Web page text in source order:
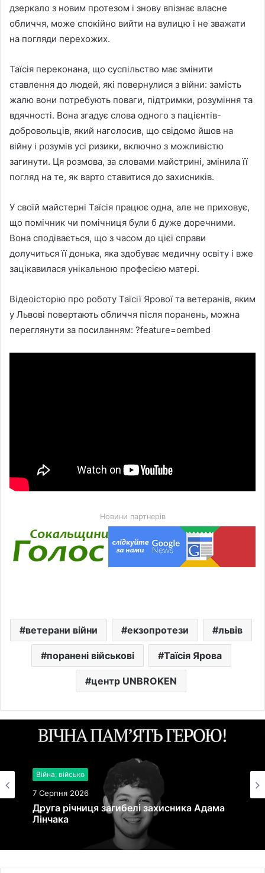
дзеркало з новим протезом і знову впізнає власне
обличчя, може спокійно вийти на вулицю і не зважати
на погляди перехожих.
Таїсія переконана, що суспільство має змінити
ставлення до людей, які повернулися з війни: замість
жалю вони потребують поваги, підтримки, розуміння та
вдячності. Вона згадує слова одного з пацієнтів-
добровольців, який наголосив, що свідомо йшов на
війну і розумів усі ризики, включно з можливістю
загинути. Ця розмова, за словами майстрині, змінила її
погляд на те, як варто ставитися до захисників.
У своїй майстерні Таїсія працює одна, але не приховує,
що помічник чи помічниця були б дуже доречними.
Вона сподівається, що з часом до цієї справи
долучиться її донька, яка здобуває медичну освіту і вже
зацікавилася унікальною професією матері.
Відеоісторію про роботу Таїсії Ярової та ветеранів, яким
у Львові повертають обличчя після поранень, можна
переглянути за посиланням: ?feature=oembed
Новини партнерів
ветерани війни екзопротези львів
поранені військові Таїсія Ярова
центр UNBROKEN
Війна, військо
7 Серпня 2026
Друга річниця загибелі захисника Адама
Новини культури
7 Серпня 2026